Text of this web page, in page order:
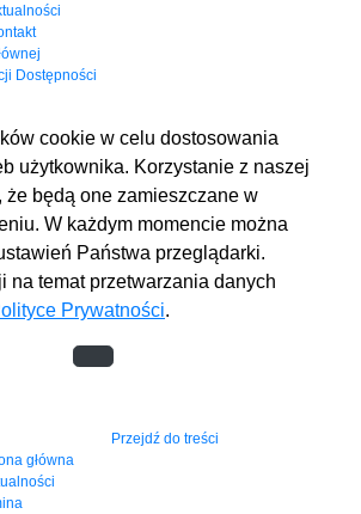
Dostępności
cookie w celu dostosowania
użytkownika. Korzystanie z naszej
że będą one zamieszczane w
W każdym momencie można
Państwa przeglądarki.
na temat przetwarzania danych
Prywatności.
Przejdź do treści
główna